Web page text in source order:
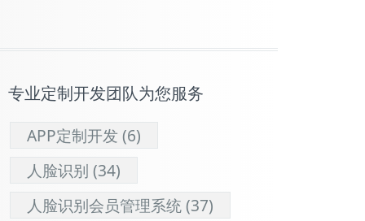
专业定制开发团队为您服务
APP定制开发 (6)
人脸识别 (34)
人脸识别会员管理系统(37)